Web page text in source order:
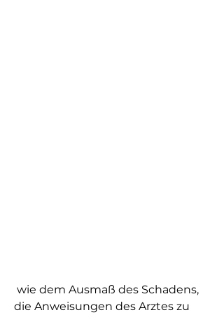
die Anweisungen des Arztes zu